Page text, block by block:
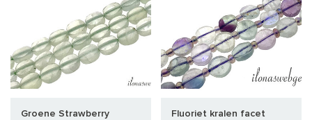
Groene Strawberry
Fluoriet kralen facet